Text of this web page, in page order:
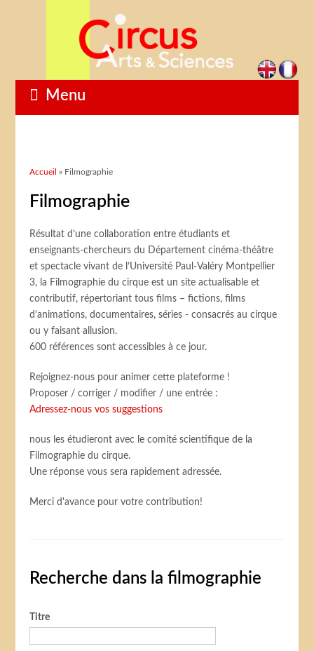
Menu
Vous êtes ici
Accueil » Filmographie
Filmographie
Résultat d’une collaboration entre étudiants et
enseignants-chercheurs du Département cinéma-théâtre
et spectacle vivant de l’Université Paul-Valéry Montpellier
3, la Filmographie du cirque est un site actualisable et
contributif, répertoriant tous films – fictions, films
d’animations, documentaires, séries - consacrés au cirque
ou y faisant allusion.
600 références sont accessibles à ce jour.
Rejoignez-nous pour animer cette plateforme !
Proposer / corriger / modifier / une entrée :
Adressez-nous vos suggestions
nous les étudieront avec le comité scientifique de la
Filmographie du cirque.
Une réponse vous sera rapidement adressée.
Merci d'avance pour votre contribution!
Recherche dans la filmographie
Titre